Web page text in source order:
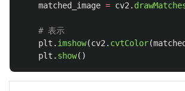
matched_image = cv2 .
plt . imshow(cv2 . cvtColor(
plt . show()